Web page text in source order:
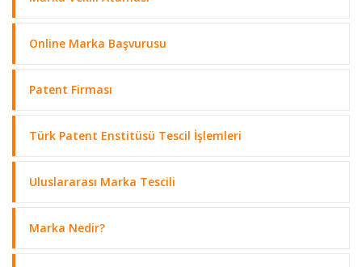
Online Marka Başvurusu
Patent Firması
Türk Patent Enstitüsü Tescil İşlemleri
Uluslararası Marka Tescili
Marka Nedir?